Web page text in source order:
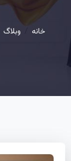
خانه وبلاگ